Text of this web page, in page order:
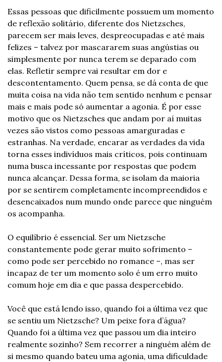
Essas pessoas que dificilmente possuem um momento
de reflexão solitário, diferente dos Nietzsches,
parecem ser mais leves, despreocupadas e até mais
felizes – talvez por mascararem suas angústias ou
simplesmente por nunca terem se deparado com
elas. Refletir sempre vai resultar em dor e
descontentamento. Quem pensa, se dá conta de que
muita coisa na vida não tem sentido nenhum e pensar
mais e mais pode só aumentar a agonia. É por esse
motivo que os Nietzsches que andam por aí muitas
vezes são vistos como pessoas amarguradas e
estranhas. Na verdade, encarar as verdades da vida
torna esses indivíduos mais críticos, pois continuam
numa busca incessante por respostas que podem
nunca alcançar. Dessa forma, se isolam da maioria
por se sentirem completamente incompreendidos e
desencaixados num mundo onde parece que ninguém
os acompanha.
O equilíbrio é essencial. Ser um Nietzsche
constantemente pode gerar muito sofrimento –
como pode ser percebido no romance –, mas ser
incapaz de ter um momento solo é um erro muito
comum hoje em dia e que passa despercebido.
Você que está lendo isso, quando foi a última vez que
se sentiu um Nietzsche? Um peixe fora d’água?
Quando foi a última vez que passou um dia inteiro
realmente sozinho? Sem recorrer a ninguém além de
si mesmo quando bateu uma agonia, uma dificuldade